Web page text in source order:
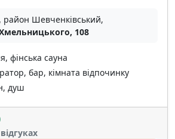
район Шевченківський,
108
фінська сауна
бар, кімната відпочинку
душ